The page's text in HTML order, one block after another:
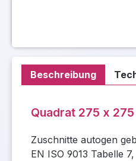
Beschreibung
Quadrat 275 x
Zuschnitte autogen
EN ISO 9013 Tabelle